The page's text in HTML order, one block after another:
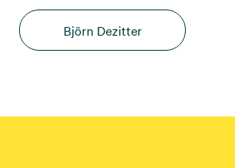
Björn Dezitter